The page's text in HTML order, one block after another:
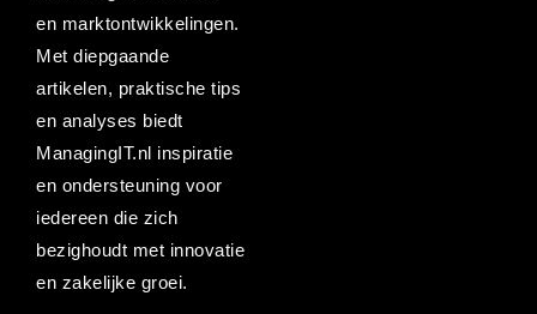
en marktontwikkelingen.
Met diepgaande
artikelen, praktische tips
en analyses biedt
ManagingIT.nl inspiratie
en ondersteuning voor
iedereen die zich
bezighoudt met innovatie
en zakelijke groei.